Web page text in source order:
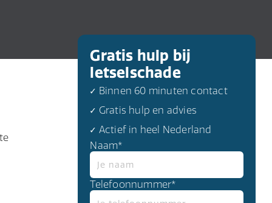
Gratis hulp bij
letselschade
✓ Binnen 60 minuten contact
✓ Gratis hulp en advies
✓ Actief in heel Nederland
Naam*
Telefoonnummer*